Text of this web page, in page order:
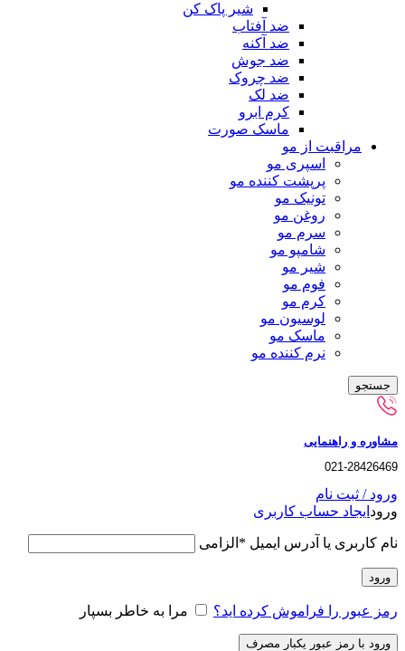
شیر پاک کن
ضد آفتاب
ضد آکنه
ضد جوش
ضد چروک
ضد لک
کرم ابرو
ماسک صورت
مراقبت از مو
اسپری مو
پرپشت کننده مو
تونیک مو
روغن مو
سرم مو
شامپو مو
شیر مو
فوم مو
کرم مو
لوسیون مو
ماسک مو
نرم کننده مو
جستجو
مشاوره و راهنمایی
021-28426469
ورود / ثبت نام
ورود ایجاد حساب کاربری
نام کاربری یا آدرس ایمیل * الزامی
ورود
رمز عبور را فراموش کرده اید؟ مرا به خاطر بسپار
ورود با رمز عبور یکبار مصرف